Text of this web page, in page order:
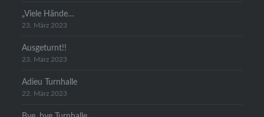
„Viele Hände…
23. März 2023
Ausgeturnt!!
23. März 2023
Adieu Turnhalle
22. März 2023